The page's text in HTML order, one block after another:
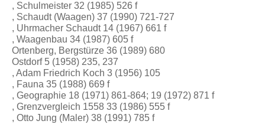
, Schulmeister 32 (1985) 526 f
, Schaudt (Waagen) 37 (1990) 721-727
, Uhrmacher Schaudt 14 (1967) 661 f
, Waagenbau 34 (1987) 605 f
Ortenberg, Bergstürze 36 (1989) 680
Ostdorf 5 (1958) 235, 237
, Adam Friedrich Koch 3 (1956) 105
, Fauna 35 (1988) 669 f
, Geographie 18 (1971) 861-864; 19 (1972) 871 f
, Grenzvergleich 1558 33 (1986) 555 f
, Otto Jung (Maler) 38 (1991) 785 f